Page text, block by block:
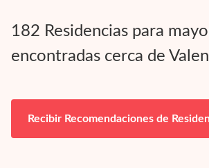
182 Residencias para
encontradas cerca de
Recibir Recomendaciones de